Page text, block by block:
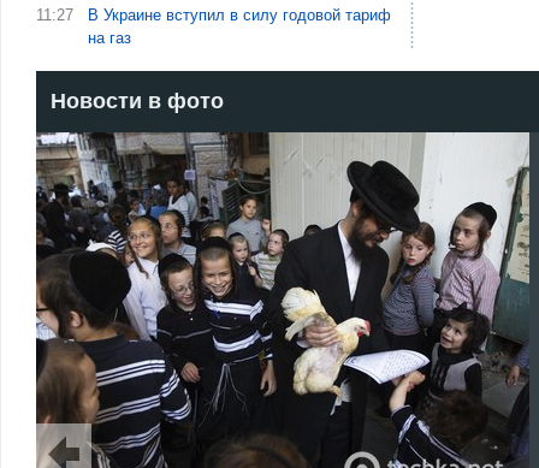
11:27
В Украине вступил в силу годовой тариф
на газ
Новости в фото